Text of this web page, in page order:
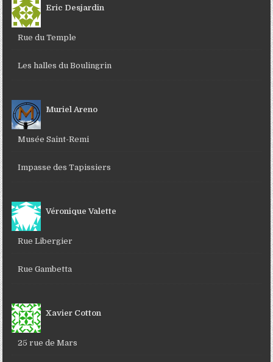
Eric Desjardin
Rue du Temple
Les halles du Boulingrin
Muriel Areno
Musée Saint-Remi
Impasse des Tapissiers
Véronique Valette
Rue Libergier
Rue Gambetta
Xavier Cotton
25 rue de Mars